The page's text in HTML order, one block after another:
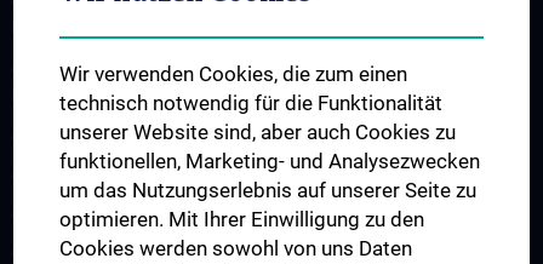
Arbeitsgruppe für Gedächtnisstörungen und
Demenzerkrankungen
Arbeitsgruppe Epilepsie
Arbeitsgruppe für Idiopathische intrakranielle Hypertension (IIH)
Arbeitsgruppe für Neurogenetik
Arbeitsgruppe für Neuroimmunologie
Wir verwenden Cookies, die zum einen
technisch notwendig für die Funktionalität
unserer Website sind, aber auch Cookies zu
funktionellen, Marketing- und Analysezwecken
um das Nutzungserlebnis auf unserer Seite zu
optimieren. Mit Ihrer Einwilligung zu den
Cookies werden sowohl von uns Daten